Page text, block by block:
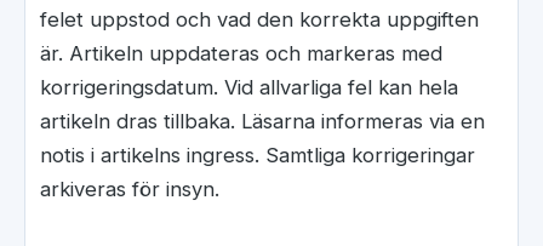
felet uppstod och vad den korrekta uppgiften
är. Artikeln uppdateras och markeras med
korrigeringsdatum. Vid allvarliga fel kan hela
artikeln dras tillbaka. Läsarna informeras via en
notis i artikelns ingress. Samtliga korrigeringar
arkiveras för insyn.